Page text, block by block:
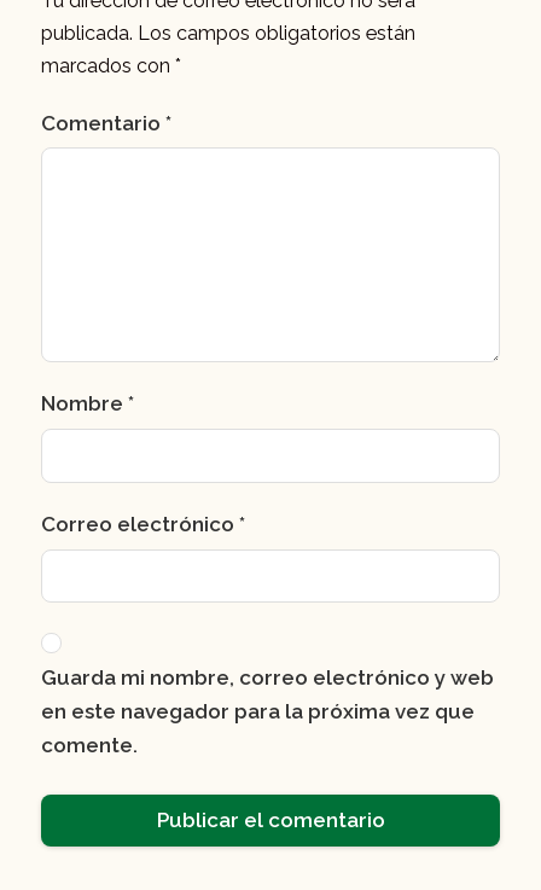
publicada. Los campos obligatorios están
marcados con *
Comentario *
Nombre *
Correo electrónico *
Guarda mi nombre, correo electrónico y web
en este navegador para la próxima vez que
comente.